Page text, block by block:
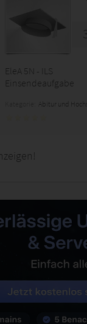
EleA 5N - ILS
Einsendeaufgabe
Abitur und